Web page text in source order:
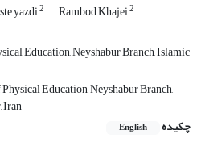
yazdi2 Rambod Khajei2
Education, Neyshabur Branch, Islamic
Education, Neyshabur Branch,
Iran
چکیده
English